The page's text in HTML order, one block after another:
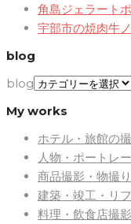
角島ジェラート
宇部市の焼肉牛ノ
blog
blog
My works
ホテル・旅館の
人物・ポートレ
商品撮影・物撮り
建築・竣工・リ
料理・飲食店撮影